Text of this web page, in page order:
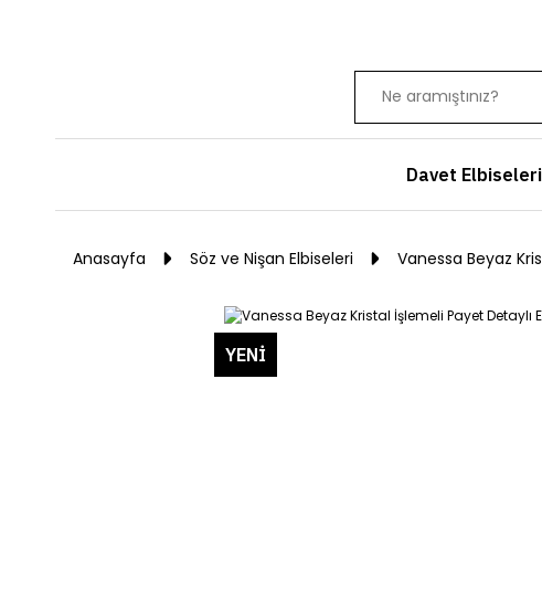
Davet Elbiseleri
Anasayfa Söz ve Nişan Elbiseleri Vanessa Beyaz
YENİ